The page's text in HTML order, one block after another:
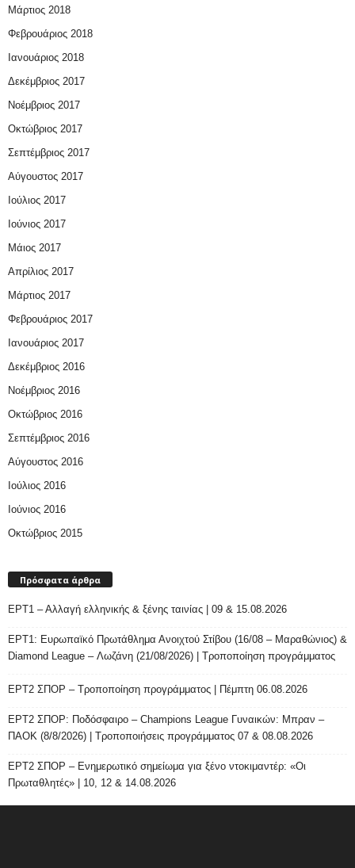
Μάρτιος 2018
Φεβρουάριος 2018
Ιανουάριος 2018
Δεκέμβριος 2017
Νοέμβριος 2017
Οκτώβριος 2017
Σεπτέμβριος 2017
Αύγουστος 2017
Ιούλιος 2017
Ιούνιος 2017
Μάιος 2017
Απρίλιος 2017
Μάρτιος 2017
Φεβρουάριος 2017
Ιανουάριος 2017
Δεκέμβριος 2016
Νοέμβριος 2016
Οκτώβριος 2016
Σεπτέμβριος 2016
Αύγουστος 2016
Ιούλιος 2016
Ιούνιος 2016
Οκτώβριος 2015
Πρόσφατα άρθρα
ΕΡΤ1 – Αλλαγή ελληνικής & ξένης ταινίας | 09 & 15.08.2026
ΕΡΤ1: Ευρωπαϊκό Πρωτάθλημα Ανοιχτού Στίβου (16/08 – Μαραθώνιος) &
Diamond League – Λωζάνη (21/08/2026) | Τροποποίηση προγράμματος
ΕΡΤ2 ΣΠΟΡ – Τροποποίηση προγράμματος | Πέμπτη 06.08.2026
ΕΡΤ2 ΣΠΟΡ: Ποδόσφαιρο – Champions League Γυναικών: Μπραν –
ΠΑΟΚ (8/8/2026) | Τροποποιήσεις προγράμματος 07 & 08.08.2026
ΕΡΤ2 ΣΠΟΡ – Ενημερωτικό σημείωμα για ξένο ντοκιμαντέρ: «Οι
Πρωταθλητές» | 10, 12 & 14.08.2026